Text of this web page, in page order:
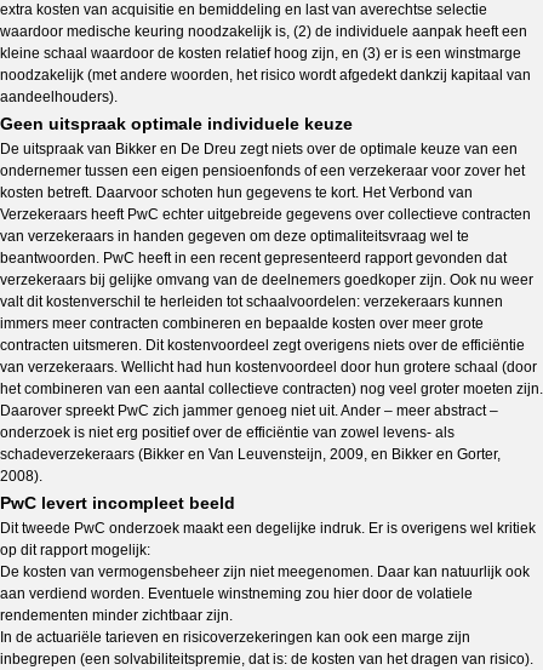
extra kosten van acquisitie en bemiddeling en last van averechtse selectie
waardoor medische keuring noodzakelijk is, (2) de individuele aanpak heeft een
kleine schaal waardoor de kosten relatief hoog zijn, en (3) er is een winstmarge
noodzakelijk (met andere woorden, het risico wordt afgedekt dankzij kapitaal van
aandeelhouders).
Geen uitspraak optimale individuele keuze
De uitspraak van Bikker en De Dreu zegt niets over de optimale keuze van een
ondernemer tussen een eigen pensioenfonds of een verzekeraar voor zover het
kosten betreft. Daarvoor schoten hun gegevens te kort. Het Verbond van
Verzekeraars heeft PwC echter uitgebreide gegevens over collectieve contracten
van verzekeraars in handen gegeven om deze optimaliteitsvraag wel te
beantwoorden. PwC heeft in een recent gepresenteerd rapport gevonden dat
verzekeraars bij gelijke omvang van de deelnemers goedkoper zijn. Ook nu weer
valt dit kostenverschil te herleiden tot schaalvoordelen: verzekeraars kunnen
immers meer contracten combineren en bepaalde kosten over meer grote
contracten uitsmeren. Dit kostenvoordeel zegt overigens niets over de efficiëntie
van verzekeraars. Wellicht had hun kostenvoordeel door hun grotere schaal (door
het combineren van een aantal collectieve contracten) nog veel groter moeten zijn.
Daarover spreekt PwC zich jammer genoeg niet uit. Ander – meer abstract –
onderzoek is niet erg positief over de efficiëntie van zowel levens- als
schadeverzekeraars (Bikker en Van Leuvensteijn, 2009, en Bikker en Gorter,
2008).
PwC levert incompleet beeld
Dit tweede PwC onderzoek maakt een degelijke indruk. Er is overigens wel kritiek
op dit rapport mogelijk:
De kosten van vermogensbeheer zijn niet meegenomen. Daar kan natuurlijk ook
aan verdiend worden. Eventuele winstneming zou hier door de volatiele
rendementen minder zichtbaar zijn.
In de actuariële tarieven en risicoverzekeringen kan ook een marge zijn
inbegrepen (een solvabiliteitspremie, dat is: de kosten van het dragen van risico).